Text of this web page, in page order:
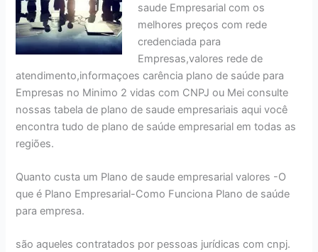
saude Empresarial com os
melhores preços com rede
credenciada para
Empresas,valores rede de
atendimento,informaçoes carência plano de saúde para
Empresas no Minimo 2 vidas com CNPJ ou Mei consulte
nossas tabela de plano de saude empresariais aqui você
encontra tudo de plano de saúde empresarial em todas as
regiões.
Quanto custa um Plano de saude empresarial valores -O
que é Plano Empresarial-Como Funciona Plano de saúde
para empresa.
são aqueles contratados por pessoas jurídicas com cnpj.